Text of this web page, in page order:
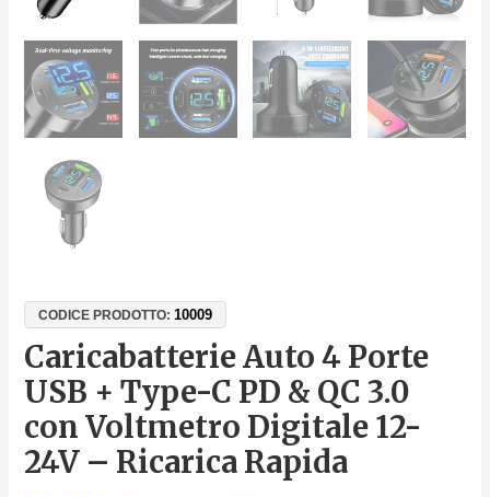
CODICE PRODOTTO:10009
Caricabatterie Auto 4 Porte
USB + Type-C PD & QC 3.0
con Voltmetro Digitale 12-
24V – Ricarica Rapida